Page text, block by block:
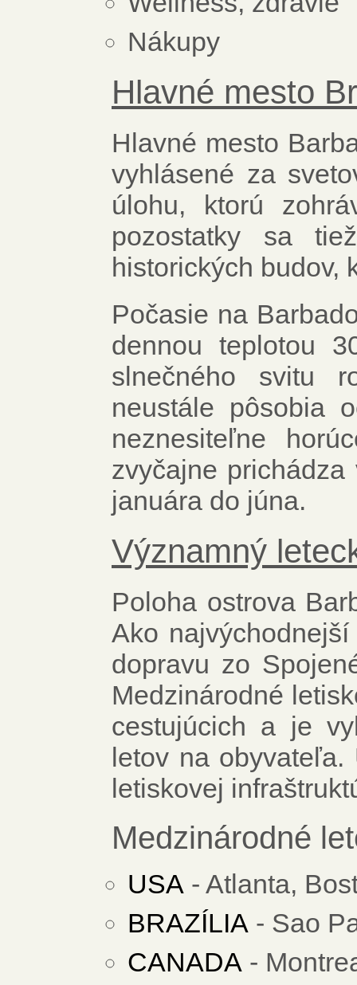
Nákupy
Hlavné mesto
Hlavné mesto
vyhlásené za
úlohu, ktorú
pozostatky sa
historických budov,
Počasie na
dennou teplotou
slnečného svitu
neustále pôsobia
neznesiteľne
zvyčajne
januára do júna.
Významný
Poloha ostrova
Ako
dopravu zo
Medzinárodné
cestujúcich a je
letov na obyvateľa.
letiskovej
Medzinárodné
USA - Atlanta,
BRAZÍLIA - Sao
CANADA -